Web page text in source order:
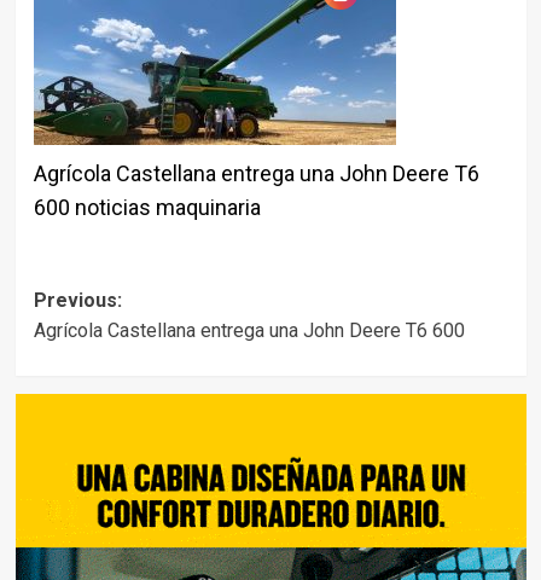
Agrícola Castellana entrega una John Deere T6
600 noticias maquinaria
Post
navigation
Previous:
Agrícola Castellana entrega una John Deere T6 600